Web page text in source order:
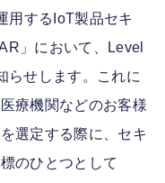
用するIoT製品セキ
」において、Level
らせします。これに
療機関などのお客様
選定する際に、セキ
のひとつとして